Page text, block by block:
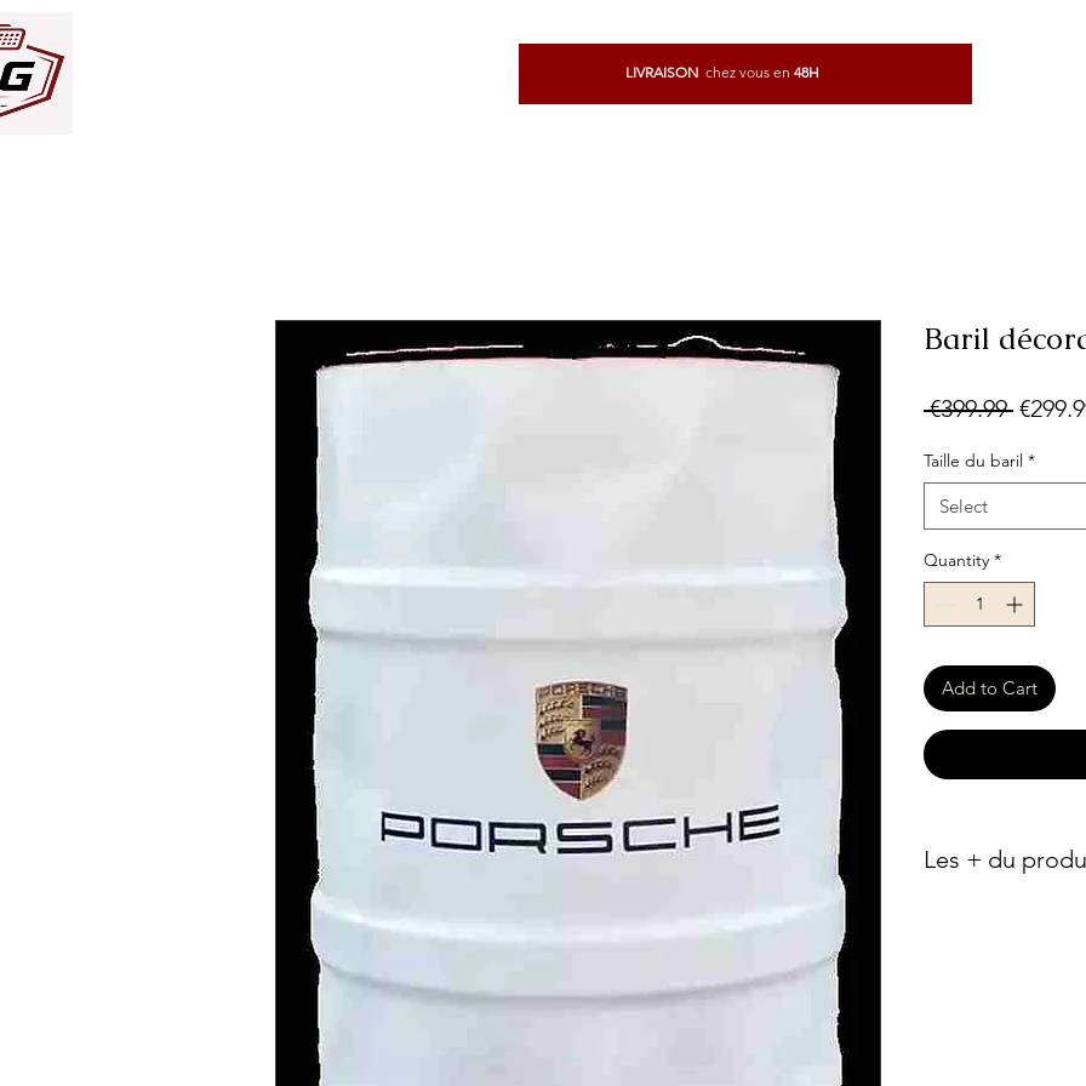
LIVRAISON chez vous en 48H
Baril
€399.99
Taille du baril *
Select
Quantity *
Add to Cart
Les + du